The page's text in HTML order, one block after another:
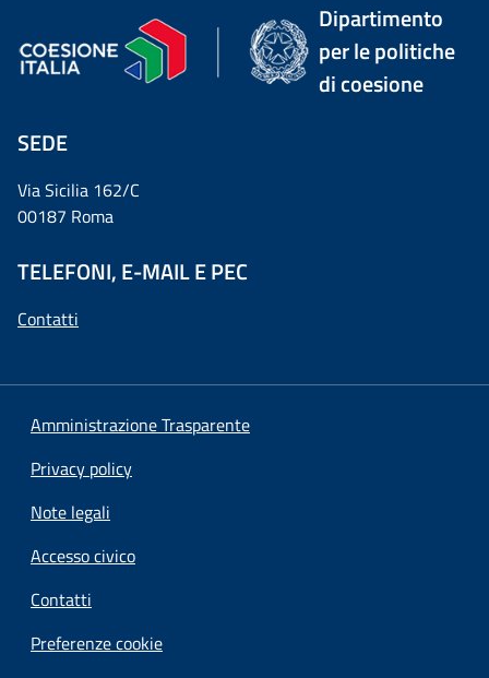
Dipartimento
per le politiche
di coesione
SEDE
Via Sicilia 162/C
00187 Roma
TELEFONI, E-MAIL E PEC
Contatti
Amministrazione Trasparente
Privacy policy
Note legali
Accesso civico
Contatti
Preferenze cookie